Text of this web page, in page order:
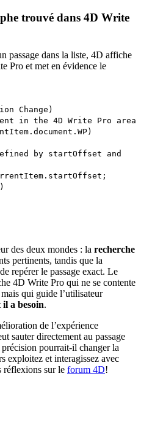
trouvé dans 4D Write
passage dans la liste, 4D affiche
Pro et met en évidence le
Change )
in the 4D Write Pro area
. document . WP)
by startOffset and
. startOffset ;
)
des deux mondes : la recherche
pertinents, tandis que la
repérer le passage exact. Le
4D Write Pro qui ne se contente
qui guide l’utilisateur
a besoin.
de l’expérience
sauter directement au passage
pourrait-il changer la
exploitez et interagissez avec
réflexions sur le forum 4D!